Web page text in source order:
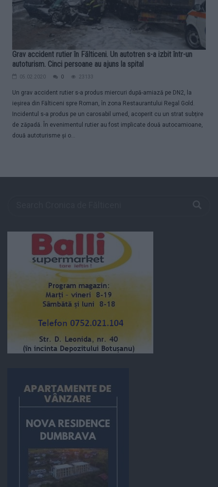
Grav accident rutier în Fălticeni. Un autotren s-a izbit într-un
autoturism. Cinci persoane au ajuns la spital
05.02.2020 0 23133
Un grav accident rutier s-a produs miercuri după-amiază pe DN2, la
ieșirea din Fălticeni spre Roman, în zona Restaurantului Regal Gold.
Incidentul s-a produs pe un carosabil umed, acoperit cu un strat subțire
de zăpadă. În evenimentul rutier au fost implicate două autocamioane,
două autoturisme și o...